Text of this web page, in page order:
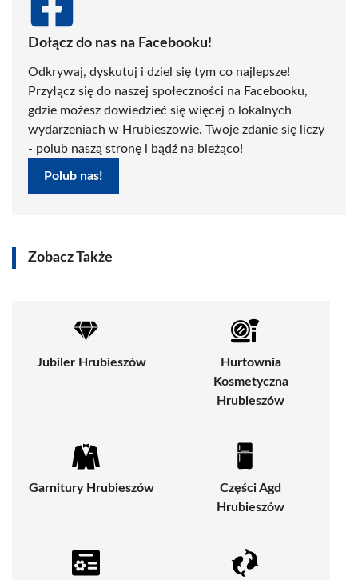
Dołącz do nas na Facebooku!
Odkrywaj, dyskutuj i dziel się tym co najlepsze!
Przyłącz się do naszej społeczności na Facebooku,
gdzie możesz dowiedzieć się więcej o lokalnych
wydarzeniach w Hrubieszowie. Twoje zdanie się liczy
- polub naszą stronę i bądź na bieżąco!
Polub nas!
Zobacz Także
Jubiler Hrubieszów
Hurtownia
Kosmetyczna
Hrubieszów
Garnitury Hrubieszów
Części Agd
Hrubieszów